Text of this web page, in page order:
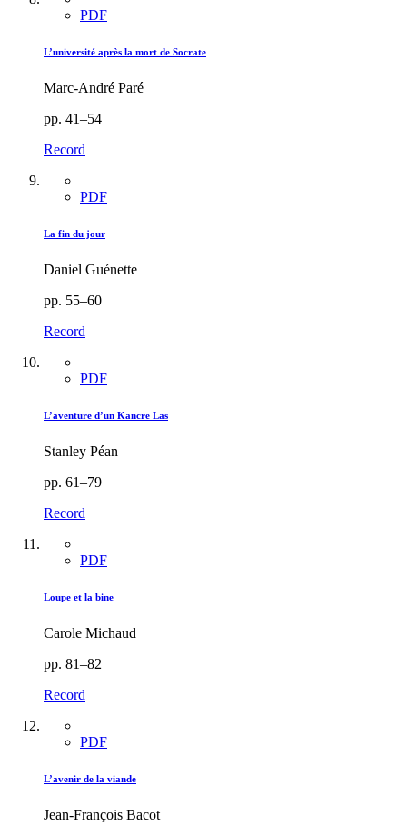
PDF
L’université après la mort de Socrate
Marc-André Paré
pp. 41–54
Record
PDF
La fin du jour
Daniel Guénette
pp. 55–60
Record
PDF
L’aventure d’un Kancre Las
Stanley Péan
pp. 61–79
Record
PDF
Loupe et la bine
Carole Michaud
pp. 81–82
Record
PDF
L’avenir de la viande
Jean-François Bacot